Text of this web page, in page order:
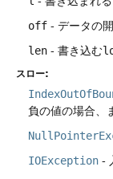
off - データの
len - 書き込む
スロー:
負の値の場合、
IOException -